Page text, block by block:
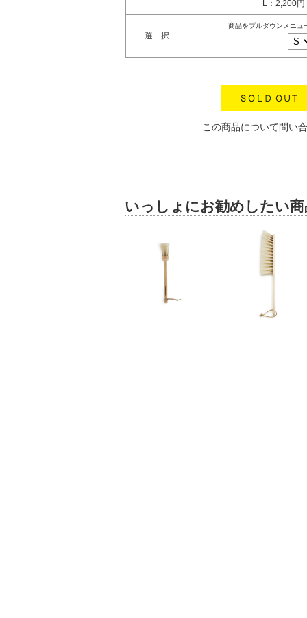
L：2,200
選 択
商品をプルダウンメニュ
この商品について問い
いっしょにお勧めしたい商